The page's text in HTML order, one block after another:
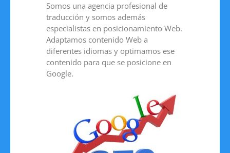
Somos una agencia profesional de
traducción y somos además
especialistas en posicionamiento Web.
Adaptamos contenido Web a
diferentes idiomas y optimamos ese
contenido para que se posicione en
Google.